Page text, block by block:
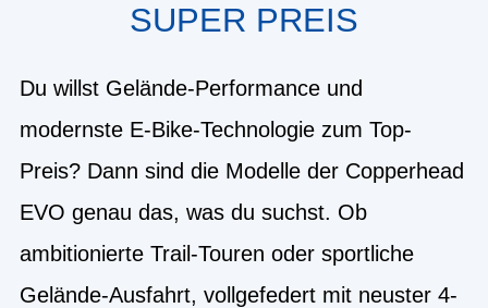
SUPER PREIS
Du willst Gelände-Performance und
modernste E-Bike-Technologie zum Top-
Preis? Dann sind die Modelle der Copperhead
EVO genau das, was du suchst. Ob
ambitionierte Trail-Touren oder sportliche
Gelände-Ausfahrt, vollgefedert mit neuster 4-